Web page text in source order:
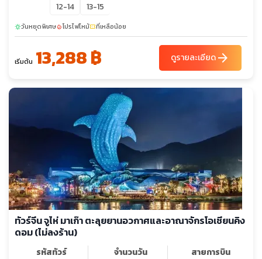
12-14
13-15
sunnyวันหยุดพิเศษlocal_fire_departmentโปรไฟไหม้confirmation_numberที่เหลือน้อย
เริ่มต้น 13,288 ฿ ดูรายละเอียดarrow_forward
ทัวร์จีน จูไห่ มาเก๊า ตะลุยยานอวกาศและอาณาจักรโอเชียนคิง
ดอม (ไม่ลงร้าน)
รหัสทัวร์
จำนวนวัน
สายการบิน